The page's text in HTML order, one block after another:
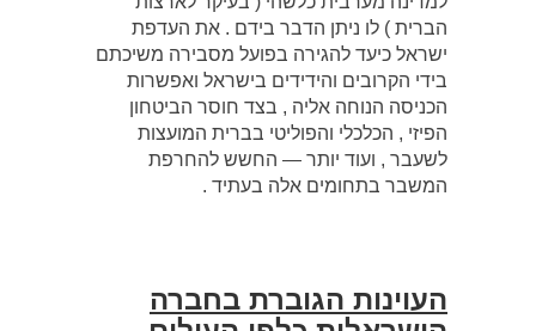
הברית ) לו ניתן הדבר בידם . את העדפת
ישראל כיעד להגירה בפועל מסבירה משיכתם
בידי הקרובים והידידים בישראל ואפשרות
הכניסה הנוחה אליה , בצד חוסר הביטחון
הפיזי , הכלכלי והפוליטי בברית המועצות
לשעבר , ועוד יותר — החשש להחרפת
המשבר בתחומים אלה בעתיד .
העוינות הגוברת בחברה